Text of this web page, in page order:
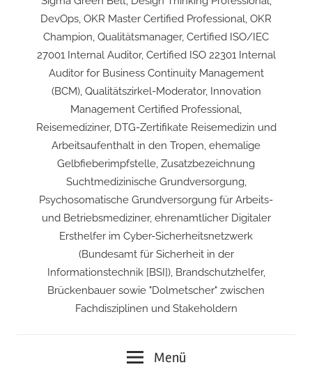
DevOps, OKR Master Certified Professional, OKR
Champion, Qualitätsmanager, Certified ISO/IEC
27001 Internal Auditor, Certified ISO 22301 Internal
Auditor for Business Continuity Management
(BCM), Qualitätszirkel-Moderator, Innovation
Management Certified Professional,
Reisemediziner, DTG-Zertifikate Reisemedizin und
Arbeitsaufenthalt in den Tropen, ehemalige
Gelbfieberimpfstelle, Zusatzbezeichnung
Suchtmedizinische Grundversorgung,
Psychosomatische Grundversorgung für Arbeits-
und Betriebsmediziner, ehrenamtlicher Digitaler
Ersthelfer im Cyber-Sicherheitsnetzwerk
(Bundesamt für Sicherheit in der
Informationstechnik [BSI]), Brandschutzhelfer,
Brückenbauer sowie "Dolmetscher" zwischen
Fachdisziplinen und Stakeholdern
Menü